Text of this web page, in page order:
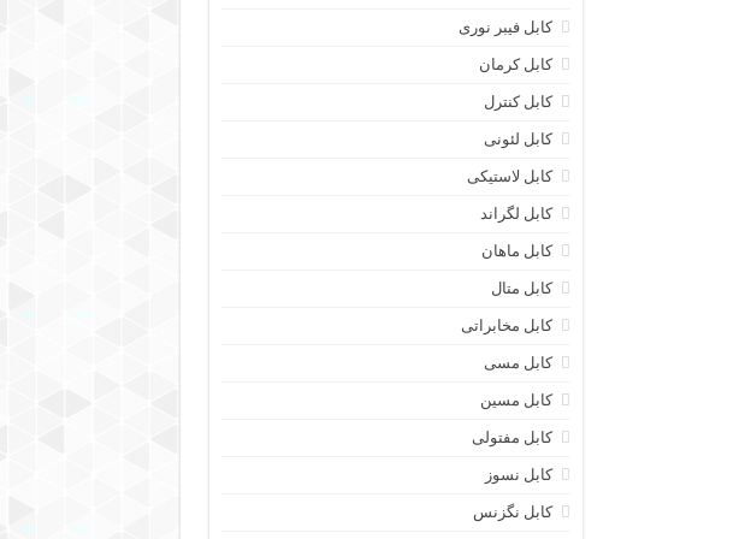
کابل فیبر نوری
کابل کرمان
کابل کنترل
کابل لئونی
کابل لاستیکی
کابل لگراند
کابل ماهان
کابل متال
کابل مخابراتی
کابل مسی
کابل مسین
کابل مفتولی
کابل نسوز
کابل نگزنس